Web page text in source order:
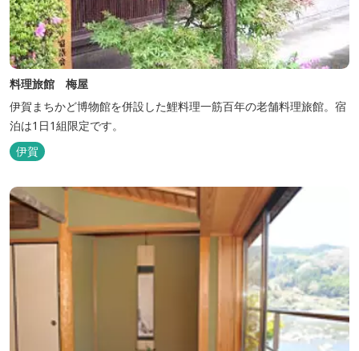
料理旅館 梅屋
伊賀まちかど博物館を併設した鯉料理一筋百年の老舗料理旅館。宿
泊は1日1組限定です。
伊賀